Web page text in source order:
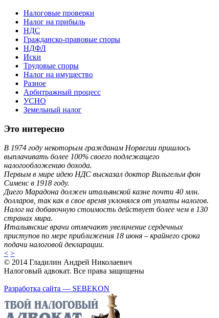
Налоговые проверки
Налог на прибыль
НДС
Гражданско-правовые споры
НДФЛ
Иски
Трудовые споры
Налог на имущество
Разное
Арбитражный процесс
УСНО
Земельный налог
Это интересно
В 1974 году некоторым гражданам Норвегии пришлось
выплачивать более 100% своего подлежащего
налогообложению дохода.
Первым в мире идею НДС высказал доктор Вильгельм фон
Сименс в 1918 году.
Диего Марадона должен итальянской казне почти 40 млн.
долларов, так как в свое время уклонялся от уплаты налогов.
Налог на добавочную стоимость действует более чем в 130
странах мира.
Итальянские врачи отмечают увеличение сердечных
приступов по мере приближения 18 июня – крайнего срока
подачи налоговой декларации.
< >
© 2014 Гладилин Андрей Николаевич
Налоговый адвокат. Все права защищены
Разработка сайта — SEBEKON